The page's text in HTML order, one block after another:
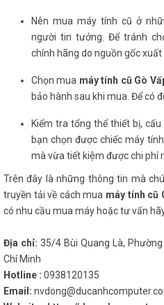
Nên mua máy tính cũ ở
người tin tưởng. Để tránh
chính hãng do nguồn gốc xuất
Chọn mua máy tính cũ Gò
bảo hành sau khi mua. Để có
Kiểm tra tổng thể thiết bị,
bạn chọn được chiếc máy
mà vừa tiết kiệm được chi phí
Trên đây là những thông tin mà
truyền tải về cách mua máy tính cũ
có nhu cầu mua máy hoặc tư vấn
Địa chỉ: 35/4 Bùi Quang Là,
Chí Minh
Hotline : 0938120135
Email: